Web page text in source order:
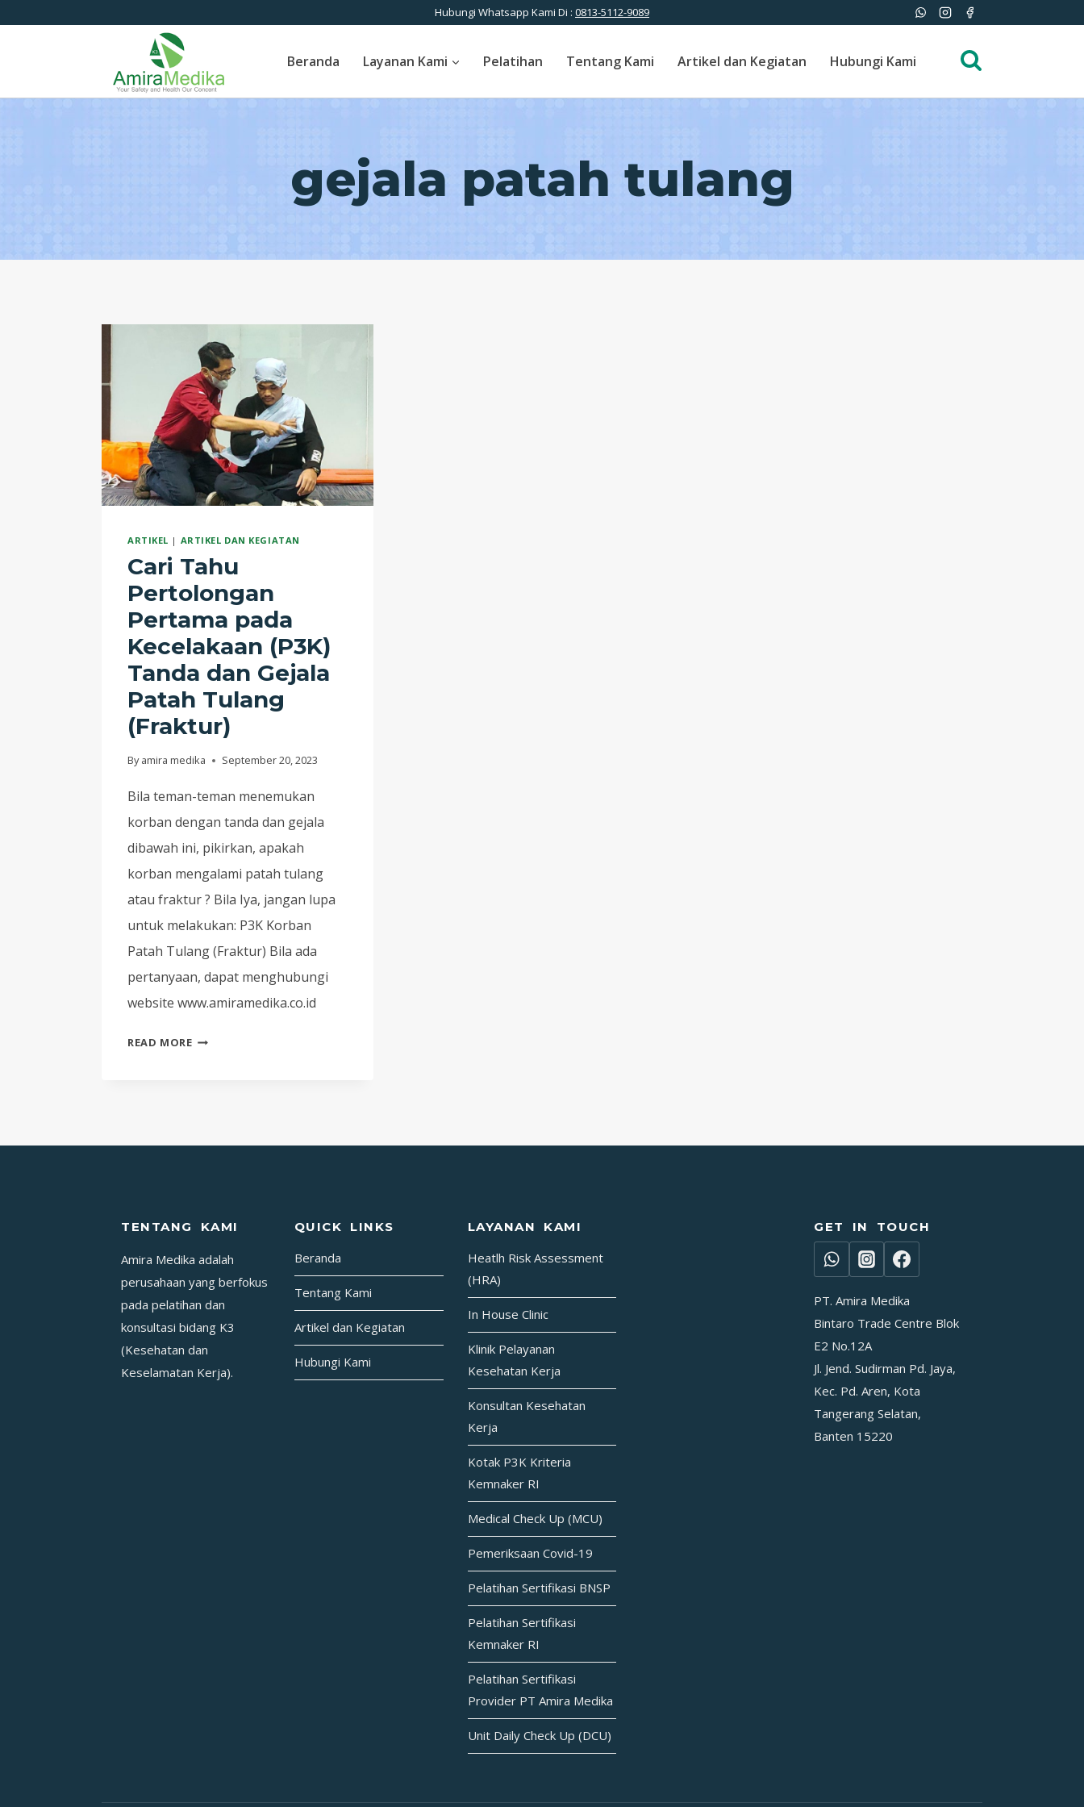
Hubungi Whatsapp Kami Di : 0813-5112-9089
Beranda Layanan Kami Pelatihan Tentang Kami Artikel dan Kegiatan Hubungi Kami
gejala patah tulang
ARTIKEL | ARTIKEL DAN KEGIATAN
Cari Tahu
Pertolongan
Pertama pada
Kecelakaan (P3K)
Tanda dan Gejala
Patah Tulang
(Fraktur)
By amira medika September 20, 2023
Bila teman-teman menemukan
korban dengan tanda dan gejala
dibawah ini, pikirkan, apakah
korban mengalami patah tulang
atau fraktur ? Bila Iya, jangan lupa
untuk melakukan: P3K Korban
Patah Tulang (Fraktur) Bila ada
pertanyaan, dapat menghubungi
website www.amiramedika.co.id
READ MORECARI
TULANG
(FRAKTUR)
TENTANG KAMI
Amira Medika adalah
perusahaan yang berfokus
pada pelatihan dan
konsultasi bidang K3
(Kesehatan dan
Keselamatan Kerja).
QUICK LINKS
Beranda
Tentang Kami
Artikel dan Kegiatan
Hubungi Kami
LAYANAN KAMI
Heatlh Risk Assessment
(HRA)
In House Clinic
Klinik Pelayanan
Kesehatan Kerja
Konsultan Kesehatan
Kerja
Kotak P3K Kriteria
Kemnaker RI
Medical Check Up (MCU)
Pemeriksaan Covid-19
Pelatihan Sertifikasi BNSP
Pelatihan Sertifikasi
Kemnaker RI
Pelatihan Sertifikasi
Provider PT Amira Medika
Unit Daily Check Up (DCU)
GET IN TOUCH
PT. Amira Medika
Bintaro Trade Centre Blok
E2 No.12A
Jl. Jend. Sudirman Pd. Jaya,
Kec. Pd. Aren, Kota
Tangerang Selatan,
Banten 15220